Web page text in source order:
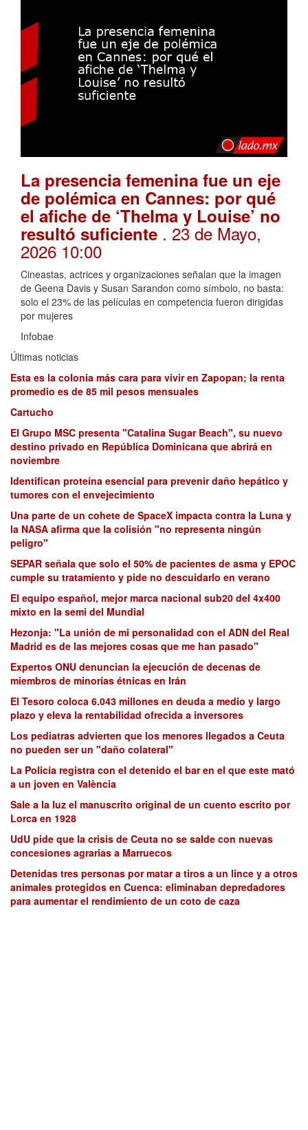
La presencia femenina fue un eje
de polémica en Cannes: por qué
el afiche de ‘Thelma y Louise’ no
resultó suficiente . 23 de Mayo,
2026 10:00
Cineastas, actrices y organizaciones señalan que la imagen
de Geena Davis y Susan Sarandon como símbolo, no basta:
solo el 23% de las películas en competencia fueron dirigidas
por mujeres
Infobae
Últimas noticias
Esta es la colonia más cara para vivir en Zapopan; la renta
promedio es de 85 mil pesos mensuales
Cartucho
El Grupo MSC presenta "Catalina Sugar Beach", su nuevo
destino privado en República Dominicana que abrirá en
noviembre
Identifican proteína esencial para prevenir daño hepático y
tumores con el envejecimiento
Una parte de un cohete de SpaceX impacta contra la Luna y
la NASA afirma que la colisión "no representa ningún
peligro"
SEPAR señala que solo el 50% de pacientes de asma y EPOC
cumple su tratamiento y pide no descuidarlo en verano
El equipo español, mejor marca nacional sub20 del 4x400
mixto en la semi del Mundial
Hezonja: "La unión de mi personalidad con el ADN del Real
Madrid es de las mejores cosas que me han pasado"
Expertos ONU denuncian la ejecución de decenas de
miembros de minorías étnicas en Irán
El Tesoro coloca 6.043 millones en deuda a medio y largo
plazo y eleva la rentabilidad ofrecida a inversores
Los pediatras advierten que los menores llegados a Ceuta
no pueden ser un "daño colateral"
La Policía registra con el detenido el bar en el que este mató
a un joven en València
Sale a la luz el manuscrito original de un cuento escrito por
Lorca en 1928
UdU pide que la crisis de Ceuta no se salde con nuevas
concesiones agrarias a Marruecos
Detenidas tres personas por matar a tiros a un lince y a otros
animales protegidos en Cuenca: eliminaban depredadores
para aumentar el rendimiento de un coto de caza